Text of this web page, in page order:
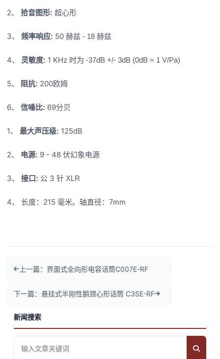
新闻搜索
2、 拾音图形: 超心形
3、 频率响应: 50 赫兹 - 18 赫兹
4、 灵敏度: 1 KHz 时为 -37dB +/- 3dB (0dB = 1 V/Pa)
5、 阻抗: 200欧姆
6、 信噪比: 69分贝
1、 最大声压级: 125dB
2、 电源: 9 - 48 伏幻象电源
3、 接口 : 公 3 针 XLR
4、 长度： 215 毫米。轴直径： 7mm
上一篇：界面式全向形电容话筒C007E-RF
下一篇：悬挂式半刚性鹅颈心形话筒 C3SE-RF